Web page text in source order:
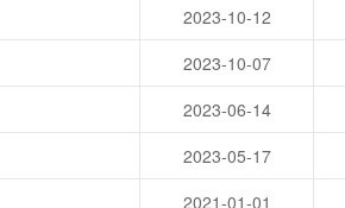
2023-10-12
2023-10-07
2023-06-14
2023-05-17
2021-01-01